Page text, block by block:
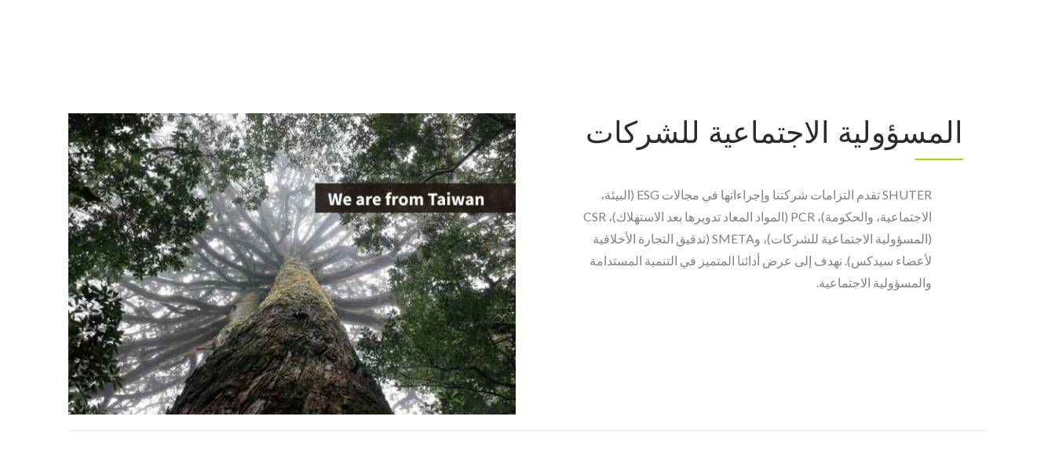
المسؤولية الاجتماعية للشركات
SHUTER تقدم التزامات شركتنا وإجراءاتها في مجالات ESG (البيئة،
الاجتماعية، والحكومة)، PCR (المواد المعاد تدويرها بعد الاستهلاك)، CSR
(المسؤولية الاجتماعية للشركات)، وSMETA (تدقيق التجارة الأخلاقية
لأعضاء سيدكس). نهدف إلى عرض أدائنا المتميز في التنمية المستدامة
والمسؤولية الاجتماعية.